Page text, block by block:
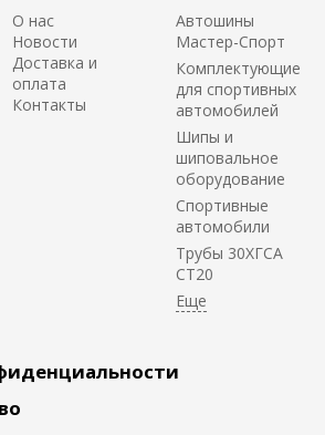
О нас
Новости
Доставка и
оплата
Контакты
Автошины
Мастер-Спорт
Комплектующие
для спортивных
автомобилей
Шипы и
шиповальное
оборудование
Cпортивные
автомобили
Трубы 30ХГСА
СТ20